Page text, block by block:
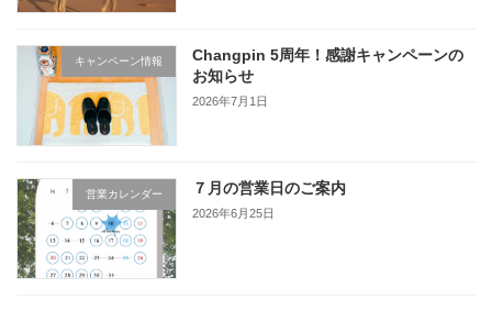
キャンペーン情報
Changpin 5周年！感謝キャンペーンの
お知らせ
2026年7月1日
営業カレンダー ７月の営業日のご案内
2026年6月25日